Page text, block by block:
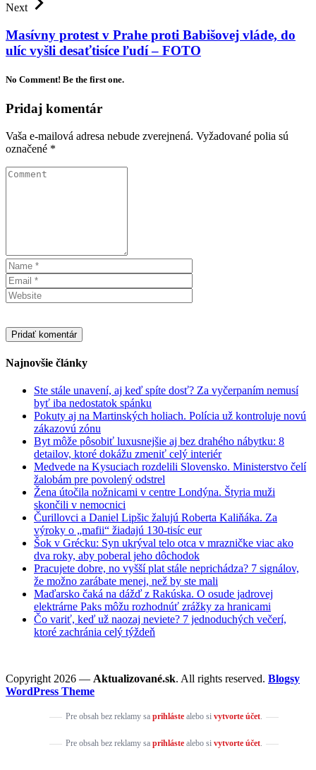
Next
Masívny protest v Prahe proti Babišovej vláde, do
ulíc vyšli desaťtisíce ľudí – FOTO
No Comment! Be the first one.
Pridaj komentár
Vaša e-mailová adresa nebude zverejnená. Vyžadované polia sú
označené *
Najnovšie články
Ste stále unavení, aj keď spíte dosť? Za vyčerpaním nemusí
byť iba nedostatok spánku
Pokuty aj na Martinských holiach. Polícia už kontroluje novú
zákazovú zónu
Byt môže pôsobiť luxusnejšie aj bez drahého nábytku: 8
detailov, ktoré dokážu zmeniť celý interiér
Medvede na Kysuciach rozdelili Slovensko. Ministerstvo čelí
žalobám pre povolený odstrel
Žena útočila nožnicami v centre Londýna. Štyria muži
skončili v nemocnici
Čurillovci a Daniel Lipšic žalujú Roberta Kaliňáka. Za
výroky o „mafii“ žiadajú 130-tisíc eur
Šok v Grécku: Syn ukrýval telo otca v mrazničke viac ako
dva roky, aby poberal jeho dôchodok
Pracujete dobre, no vyšší plat stále neprichádza? 7 signálov,
že možno zarábate menej, než by ste mali
Maďarsko čaká na dážď z Rakúska. O osude jadrovej
elektrárne Paks môžu rozhodnúť zrážky za hranicami
Čo variť, keď už naozaj neviete? 7 jednoduchých večerí,
ktoré zachránia celý týždeň
Copyright 2026 — Aktualizované.sk. All rights reserved. Blogsy
WordPress Theme
Pre obsah bez reklamy sa prihlástealebo si vytvorte účet.